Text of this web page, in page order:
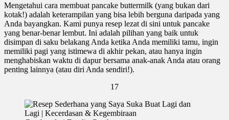
Mengetahui cara membuat pancake buttermilk (yang bukan dari
kotak!) adalah keterampilan yang bisa lebih berguna daripada yang
Anda bayangkan. Kami punya resep lezat di sini untuk pancake
yang benar-benar lembut. Ini adalah pilihan yang baik untuk
disimpan di saku belakang Anda ketika Anda memiliki tamu, ingin
memiliki pagi yang istimewa di akhir pekan, atau hanya ingin
menghabiskan waktu di dapur bersama anak-anak Anda atau orang
penting lainnya (atau diri Anda sendiri!).
17